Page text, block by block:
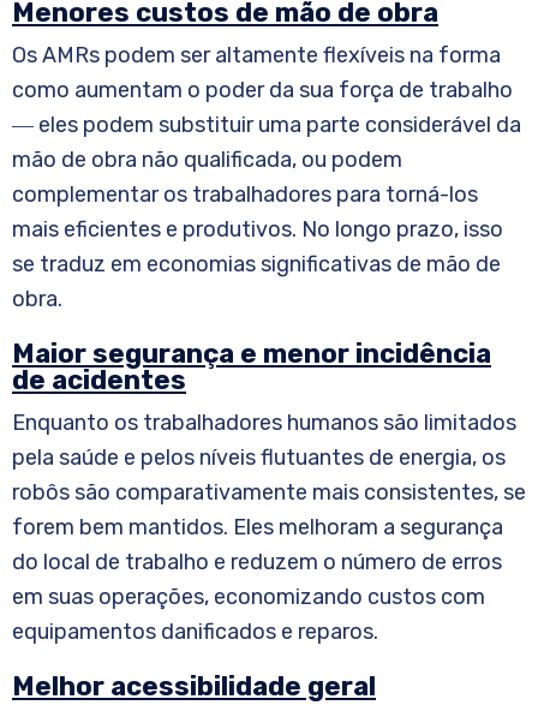
Menores custos de mão de obra
Os AMRs podem ser altamente flexíveis na forma
como aumentam o poder da sua força de trabalho
― eles podem substituir uma parte considerável da
mão de obra não qualificada, ou podem
complementar os trabalhadores para torná-los
mais eficientes e produtivos. No longo prazo, isso
se traduz em economias significativas de mão de
obra.
Maior segurança e menor incidência
de acidentes
Enquanto os trabalhadores humanos são limitados
pela saúde e pelos níveis flutuantes de energia, os
robôs são comparativamente mais consistentes, se
forem bem mantidos. Eles melhoram a segurança
do local de trabalho e reduzem o número de erros
em suas operações, economizando custos com
equipamentos danificados e reparos.
Melhor acessibilidade geral